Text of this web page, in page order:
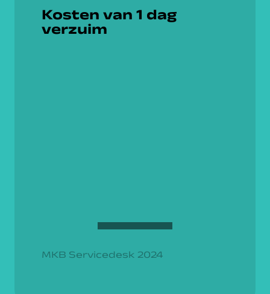
Kosten van 1 dag
verzuim
MKB Servicedesk 2024